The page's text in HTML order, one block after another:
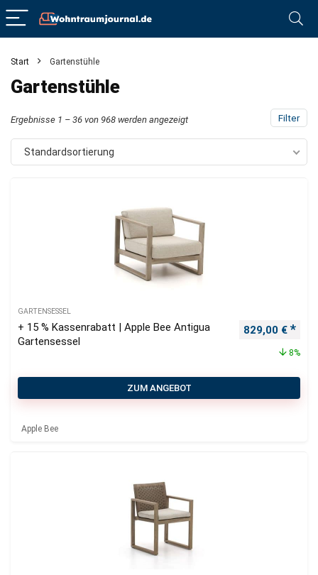
Start Gartenstühle
Gartenstühle
Filter
Ergebnisse 1 – 36 von 968 werden angezeigt
Standardsortierung
GARTENSESSEL
+ 15 % Kassenrabatt | Apple Bee Antigua
Gartensessel
829,00 €
8%
ZUM ANGEBOT
Apple Bee